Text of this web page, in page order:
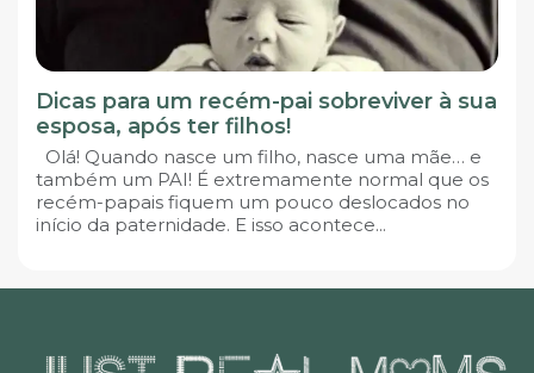
Dicas para um recém-pai sobreviver à sua
esposa, após ter filhos!
Olá! Quando nasce um filho, nasce uma mãe… e
também um PAI! É extremamente normal que os
recém-papais fiquem um pouco deslocados no
início da paternidade. E isso acontece...